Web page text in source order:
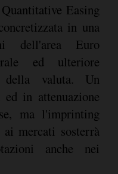
Easing
in una
dell'area Euro
ed ulteriore
della valuta. Un
in attenuazione
ma l'imprinting
ai mercati sosterrà
anche nei